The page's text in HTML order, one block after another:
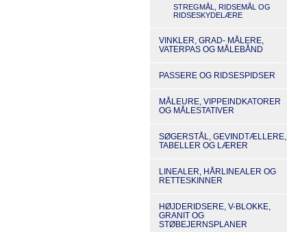
STREGMÅL, RIDSEMÅL OG
RIDSESKYDELÆRE
VINKLER, GRAD- MÅLERE,
VATERPAS OG MÅLEBÅND
PASSERE OG RIDSESPIDSER
MÅLEURE, VIPPEINDKATORER
OG MÅLESTATIVER
SØGERSTÅL, GEVINDTÆLLERE,
TABELLER OG LÆRER
LINEALER, HÅRLINEALER OG
RETTESKINNER
HØJDERIDSERE, V-BLOKKE,
GRANIT OG
STØBEJERNSPLANER